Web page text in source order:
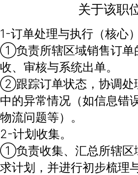
关于该职
1-订单处理与执行（核心
①负责所辖区域销售订单
收、审核与系统出单。
②跟踪订单状态，协调处
中的异常情况（如信息错
物流问题等）。
2-计划收集。
①负责收集、汇总所辖区
求计划，并进行初步梳理